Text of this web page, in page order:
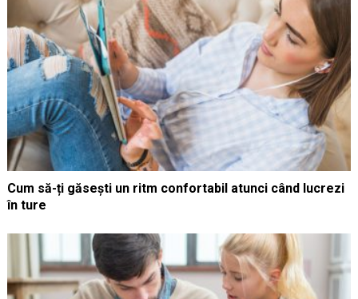
Cum să-ți găsești un ritm confortabil atunci când lucrezi
în ture